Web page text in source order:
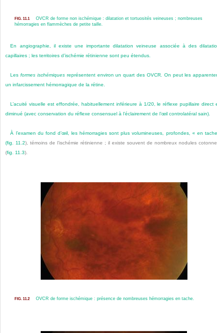
FIG. 11.1 OVCR de forme non ischémique : dilatation et tortuosités veineuses ; nombreuses
hémorragies en flammèches de petite taille.
En angiographie, il existe une importante dilatation veineuse associée à des
capillaires ; les territoires d’ischémie rétinienne sont peu étendus.
Lesformes ischémiques représentent environ un quart des OVCR. On peut les
un infarcissement hémorragique de la rétine.
L’acuité visuelle est effondrée, habituellement inférieure à 1/20, le réflexe pupillaire direct
diminué (avec conservation du réflexe consensuel à l’éclairement de l’œil controlatéral sain).
À l’examen du fond d’œil, les hémorragies sont plus volumineuses, profondes, « en
(fig. 11.2), témoins de l’ischémie rétinienne ; il existe souvent de nombreux nodules
(fig. 11.3).
FIG. 11.2 OVCR de forme ischémique : présence de nombreuses hémorragies en tache.